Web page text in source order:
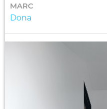
MARC
Dona